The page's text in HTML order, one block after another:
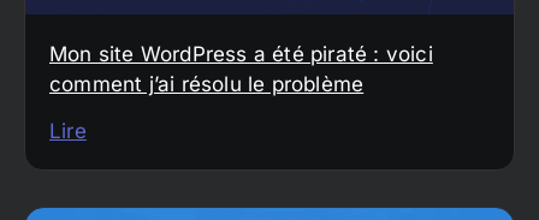
Mon site WordPress a été piraté : voici
comment j’ai résolu le problème
Lire